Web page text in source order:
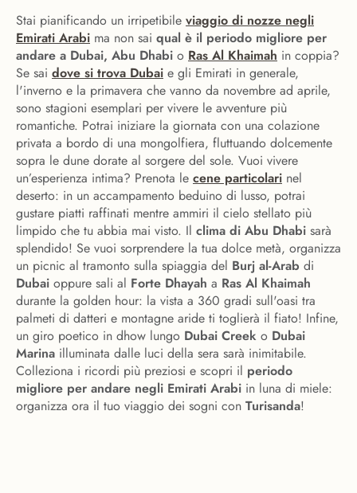
Stai pianificando un irripetibile viaggio di nozze negli
Emirati Arabi ma non sai qual è il periodo migliore per
andare a Dubai, Abu Dhabi o Ras Al Khaimah in coppia?
Se sai dove si trova Dubai e gli Emirati in generale,
l'inverno e la primavera che vanno da novembre ad aprile,
sono stagioni esemplari per vivere le avventure più
romantiche. Potrai iniziare la giornata con una colazione
privata a bordo di una mongolfiera, fluttuando dolcemente
sopra le dune dorate al sorgere del sole. Vuoi vivere
un’esperienza intima? Prenota le cene particolari nel
deserto: in un accampamento beduino di lusso, potrai
gustare piatti raffinati mentre ammiri il cielo stellato più
limpido che tu abbia mai visto. Il clima di Abu Dhabi sarà
splendido! Se vuoi sorprendere la tua dolce metà, organizza
un picnic al tramonto sulla spiaggia del Burj al-Arab di
Dubai oppure sali al Forte Dhayah a Ras Al Khaimah
durante la golden hour: la vista a 360 gradi sull'oasi tra
palmeti di datteri e montagne aride ti toglierà il fiato! Infine,
un giro poetico in dhow lungo Dubai Creek o Dubai
Marina illuminata dalle luci della sera sarà inimitabile.
Colleziona i ricordi più preziosi e scopri il periodo
migliore per andare negli Emirati Arabi in luna di miele:
organizza ora il tuo viaggio dei sogni con Turisanda!